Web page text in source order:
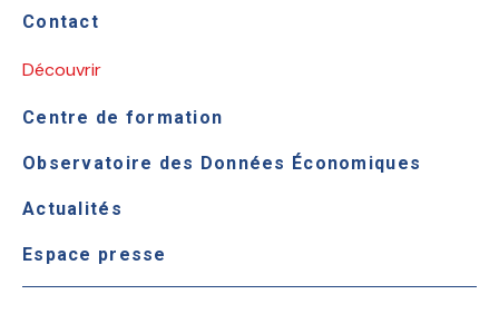
Contact
Découvrir
Centre de formation
Observatoire des Données Économiques
Actualités
Espace presse